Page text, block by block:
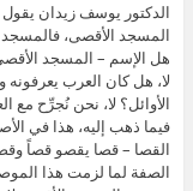
الدكتور يوسف زيدان
المسجد الأقصى، فالمسجد
هل الإسم – المسجد
لا، هل كان العرب
الأوائل؟ لا، نحن نُجرِّح مع
فيما ذهب إليه، هذا في
القصا – قصا يقصو قصاً
الصفة لما لزمت هذا